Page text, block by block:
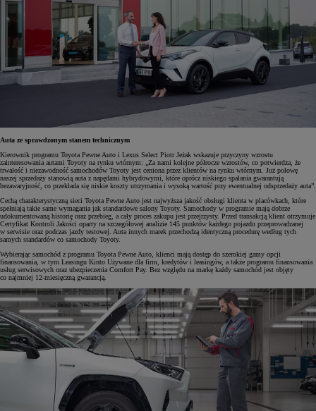
Auta ze sprawdzonym stanem technicznym
Kierownik programu Toyota Pewne Auto i Lexus Select Piotr Jeżak wskazuje przyczyny wzrostu
zainteresowania autami Toyoty na rynku wtórnym: „Za nami kolejne półrocze wzrostów, co potwierdza, że
trwałość i niezawodność samochodów Toyoty jest ceniona przez klientów na rynku wtórnym. Już połowę
naszej sprzedaży stanowią auta z napędami hybrydowymi, które oprócz niskiego spalania gwarantują
bezawaryjność, co przekłada się niskie koszty utrzymania i wysoką wartość przy ewentualnej odsprzedaży auta”.
Cechą charakterystyczną sieci Toyota Pewne Auto jest najwyższa jakość obsługi klienta w placówkach, które
spełniają takie same wymagania jak standardowe salony Toyoty. Samochody w programie mają dobrze
udokumentowaną historię oraz przebieg, a cały proces zakupu jest przejrzysty. Przed transakcją klient otrzymuje
Certyfikat Kontroli Jakości oparty na szczegółowej analizie 145 punktów każdego pojazdu przeprowadzanej
w serwisie oraz podczas jazdy testowej. Auta innych marek przechodzą identyczną procedurę według tych
samych standardów co samochody Toyoty.
Wybierając samochód z programu Toyota Pewne Auto, klienci mają dostęp do szerokiej gamy opcji
finansowania, w tym Leasingu Kinto Używane dla firm, kredytów i leasingów, a także programu finansowania
usług serwisowych oraz ubezpieczenia Comfort Pay. Bez względu na markę każdy samochód jest objęty
co najmniej 12-miesięczną gwarancją.